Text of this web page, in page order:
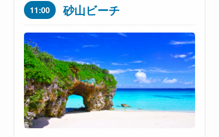
11:00 砂山ビーチ